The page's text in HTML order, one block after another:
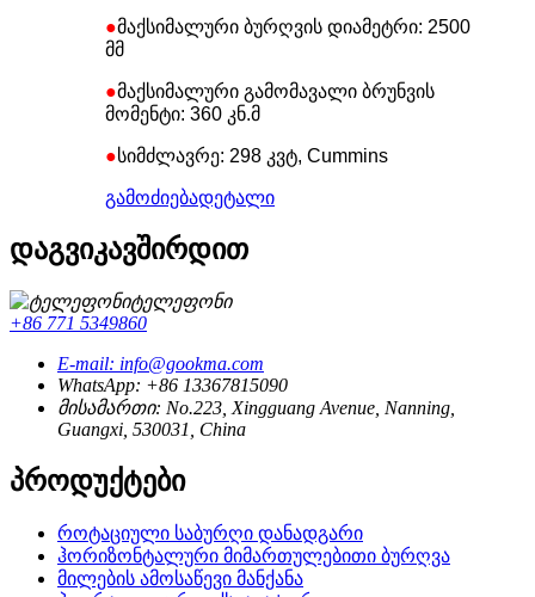
●მაქსიმალური ბურღვის დიამეტრი: 2500
მმ
●მაქსიმალური გამომავალი ბრუნვის
მომენტი: 360 კნ.მ
●სიმძლავრე: 298 კვტ, Cummins
გამოძიებადეტალი
დაგვიკავშირდით
ტელეფონი
+86 771 5349860
E-mail: info@gookma.com
WhatsApp: +86 13367815090
მისამართი: No.223, Xingguang Avenue, Nanning,
Guangxi, 530031, China
პროდუქტები
როტაციული საბურღი დანადგარი
ჰორიზონტალური მიმართულებითი ბურღვა
მილების ამოსაწევი მანქანა